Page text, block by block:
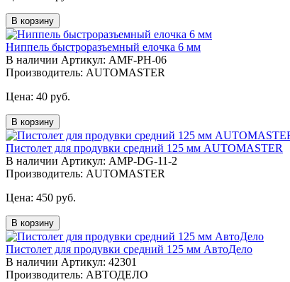
В корзину
Ниппель быстроразъемный елочка 6 мм
В наличии Артикул: AMF-PH-06
Производитель: AUTOMASTER
Цена: 40 руб.
В корзину
Пистолет для продувки средний 125 мм AUTOMASTER
В наличии Артикул: AMP-DG-11-2
Производитель: AUTOMASTER
Цена: 450 руб.
В корзину
Пистолет для продувки средний 125 мм АвтоДело
В наличии Артикул: 42301
Производитель: АВТОДЕЛО